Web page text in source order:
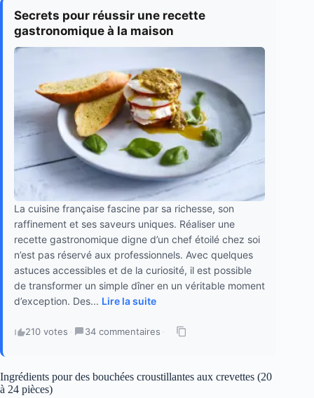
Secrets pour réussir une recette
gastronomique à la maison
La cuisine française fascine par sa richesse, son
raffinement et ses saveurs uniques. Réaliser une
recette gastronomique digne d’un chef étoilé chez soi
n’est pas réservé aux professionnels. Avec quelques
astuces accessibles et de la curiosité, il est possible
de transformer un simple dîner en un véritable moment
d’exception. Des... Lire la suite
210 votes · 34 commentaires ·
Ingrédients pour des bouchées croustillantes aux crevettes (20
à 24 pièces)